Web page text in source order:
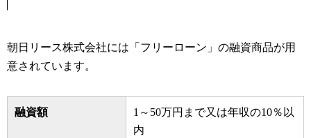
朝日リース株式会社には「フリーローン」の融資商品が用
意されています。
融資額
1～50万円まで又は年収の10％以
内